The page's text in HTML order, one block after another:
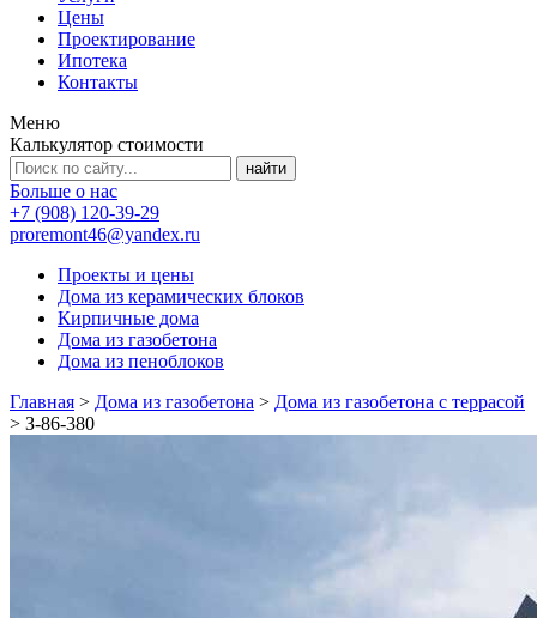
Цены
Проектирование
Ипотека
Контакты
Меню
Калькулятор стоимости
Больше о нас
+7 (908) 120-39-29
proremont46@yandex.ru
Проекты и цены
Дома из керамических блоков
Кирпичные дома
Дома из газобетона
Дома из пеноблоков
Главная > Дома из газобетона > Дома из газобетона с террасой
> З-86-380